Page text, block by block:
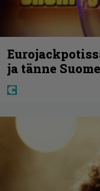
ja tänne